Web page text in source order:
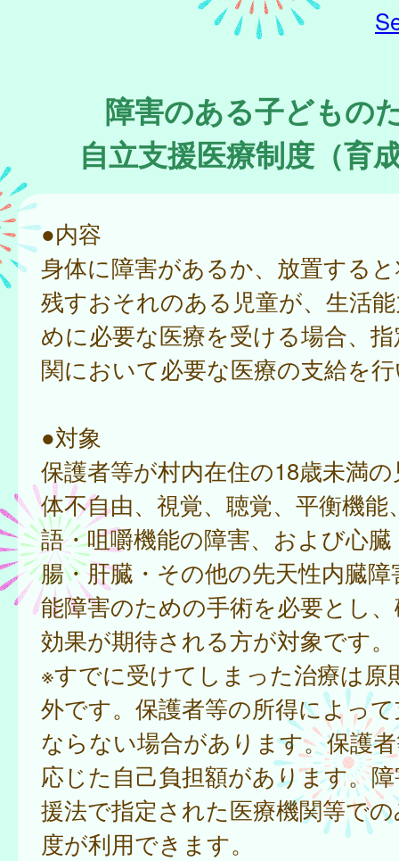
障害のある子どもの
自立支援医療制度（育
●内容
身体に障害があるか、放置する
残すおそれのある児童が、生活
めに必要な医療を受ける場合、
関において必要な医療の支給を
●対象
保護者等が村内在住の18歳未満
体不自由、視覚、聴覚、平衡機能
語・咀嚼機能の障害、および心
腸・肝臓・その他の先天性内臓障
能障害のための手術を必要とし
効果が期待される方が対象です。
※すでに受けてしまった治療は原
外です。保護者等の所得によっ
ならない場合があります。保護
応じた自己負担額があります。
援法で指定された医療機関等で
度が利用できます。